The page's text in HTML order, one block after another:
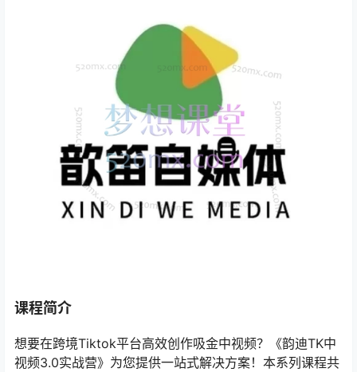
课程简介
想要在跨境Tiktok平台高效创作吸金中视频？《韵迪TK中
视频3.0实战营》为您提供一站式解决方案！本系列课程共